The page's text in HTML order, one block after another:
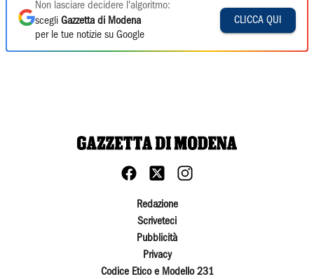
Non lasciare decidere l'algoritmo:
scegli Gazzetta di Modena
per le tue notizie su Google
CLICCA QUI
Redazione
Scriveteci
Pubblicità
Privacy
Codice Etico e Modello 231